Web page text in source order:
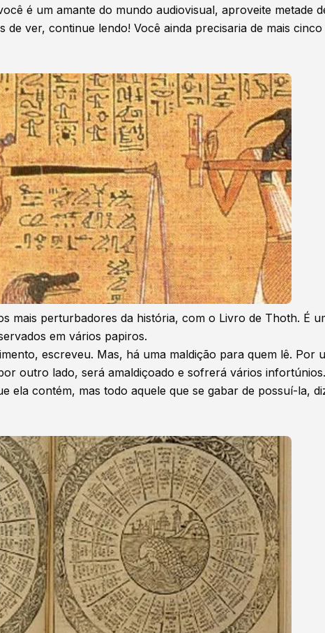
é um amante do mundo audiovisual, aproveite metade
ver, continue lendo! Você ainda precisaria de mais
mais perturbadores da história, com o Livro de Thoth. É
em vários papiros.
escreveu. Mas, há uma maldição para quem lê. Por
outro lado, será amaldiçoado e sofrerá vários infortúnios.
ela contém, mas todo aquele que se gabar de possuí-la,